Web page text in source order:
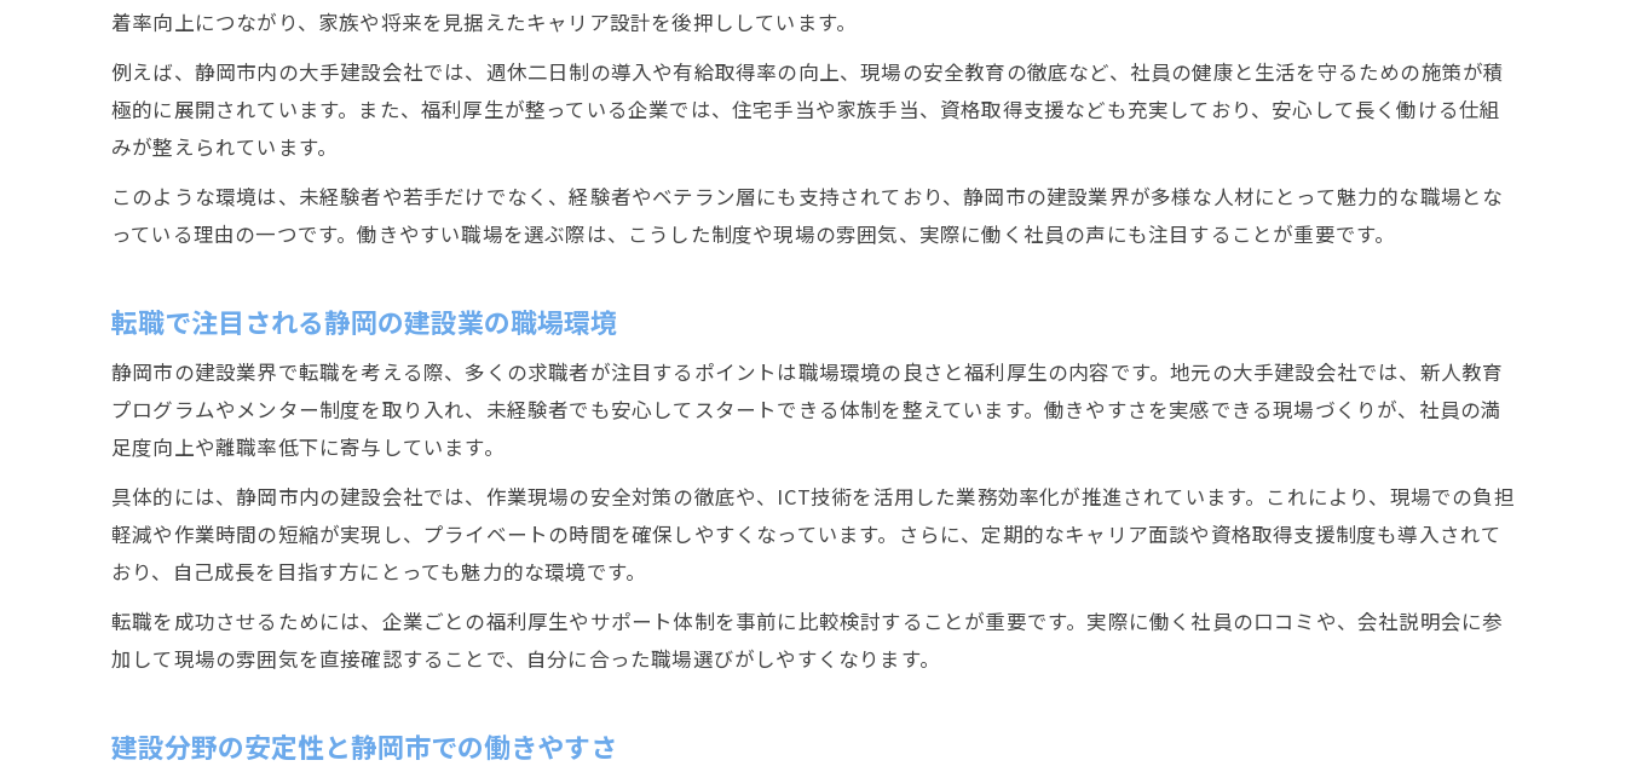
着率向上につながり、家族や将来を見据えたキャリア設計を後押ししています。
例えば、静岡市内の大手建設会社では、週休二日制の導入や有給取得率の向上、現場の安全教育の徹底など、社員の健康と生活を守るための施策が積
極的に展開されています。また、福利厚生が整っている企業では、住宅手当や家族手当、資格取得支援なども充実しており、安心して長く働ける仕組
みが整えられています。
このような環境は、未経験者や若手だけでなく、経験者やベテラン層にも支持されており、静岡市の建設業界が多様な人材にとって魅力的な職場とな
っている理由の一つです。働きやすい職場を選ぶ際は、こうした制度や現場の雰囲気、実際に働く社員の声にも注目することが重要です。
転職で注目される静岡の建設業の職場環境
静岡市の建設業界で転職を考える際、多くの求職者が注目するポイントは職場環境の良さと福利厚生の内容です。地元の大手建設会社では、新人教育
プログラムやメンター制度を取り入れ、未経験者でも安心してスタートできる体制を整えています。働きやすさを実感できる現場づくりが、社員の満
足度向上や離職率低下に寄与しています。
具体的には、静岡市内の建設会社では、作業現場の安全対策の徹底や、ICT技術を活用した業務効率化が推進されています。これにより、現場での負担
軽減や作業時間の短縮が実現し、プライベートの時間を確保しやすくなっています。さらに、定期的なキャリア面談や資格取得支援制度も導入されて
おり、自己成長を目指す方にとっても魅力的な環境です。
転職を成功させるためには、企業ごとの福利厚生やサポート体制を事前に比較検討することが重要です。実際に働く社員の口コミや、会社説明会に参
加して現場の雰囲気を直接確認することで、自分に合った職場選びがしやすくなります。
建設分野の安定性と静岡市での働きやすさ